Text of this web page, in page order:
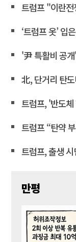
트럼프 "이란전
‘트럼프 옷’ 입
'尹 특활비 공개'
北, 단거리 탄
트럼프, '반도체
트럼프 “탄약
트럼프, 출생
만평